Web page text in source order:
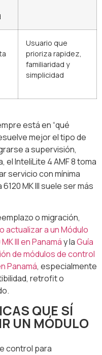
Usuario que
prioriza rapidez,
familiaridad y
simplicidad
está en “qué
mejor el tipo de
a supervisión,
InteliLite 4 AMF 8 toma
servicio con mínima
MK III suele ser más
o migración,
actualizar a un Módulo
III en Panamáy laGuía
de módulos de control
Panamá, especialmente
retrofit o
QUE SÍ
UN MÓDULO
control para